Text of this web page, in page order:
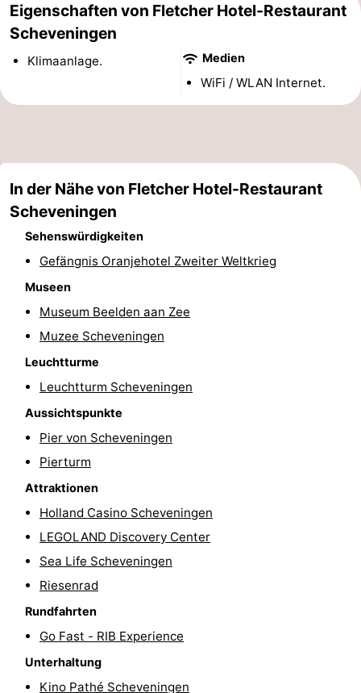
Rundfahrten
-
Unterhaltung
-
Spielplätze
-
Städte
Führungen
Sport
Radfahren
Wandern
Golfplatze
Sportangeln
Shoppen
und
trinken
Veranstaltungen
Praktisch
Forum
Route
Eigenschaften von Fletcher Hotel-Restaurant
Scheveningen
Klimaanlage. Medien
WiFi / WLAN Internet.
In der Nähe von Fletcher Hotel-Restaurant
Scheveningen
Sehenswürdigkeiten
Gefängnis Oranjehotel Zweiter Weltkrieg
Museen
Museum Beelden aan Zee
Muzee Scheveningen
Leuchtturme
Leuchtturm Scheveningen
Aussichtspunkte
Pier von Scheveningen
Pierturm
Attraktionen
Holland Casino Scheveningen
LEGOLAND Discovery Center
Sea Life Scheveningen
Riesenrad
Rundfahrten
Go Fast - RIB Experience
Unterhaltung
Kino Pathé Scheveningen